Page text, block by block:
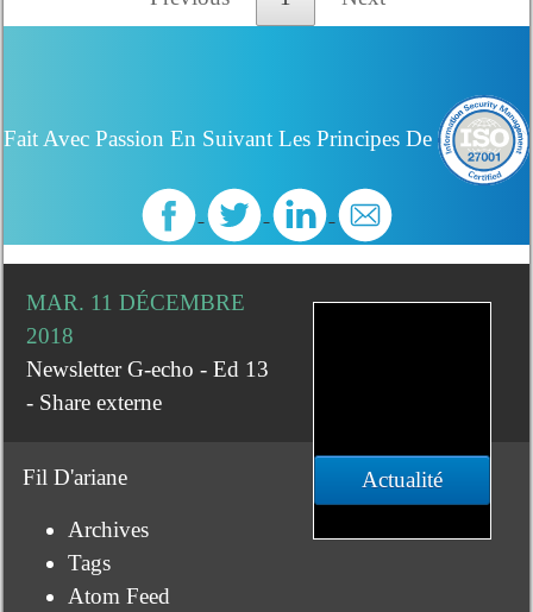
Fait Avec Passion En Suivant Les Principes De
Actualité
MAR. 11 DÉCEMBRE
2018
Newsletter G-echo - Ed 13
- Share externe
Fil D'ariane
Archives
Tags
Atom Feed